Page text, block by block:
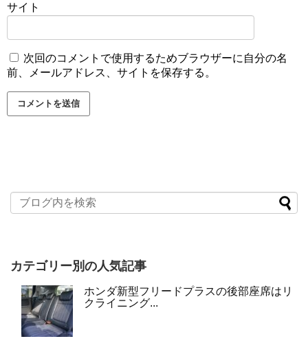
サイト
次回のコメントで使用するためブラウザーに自分の名
前、メールアドレス、サイトを保存する。
カテゴリー別の人気記事
ホンダ新型フリードプラスの後部座席はリ
クライニング...